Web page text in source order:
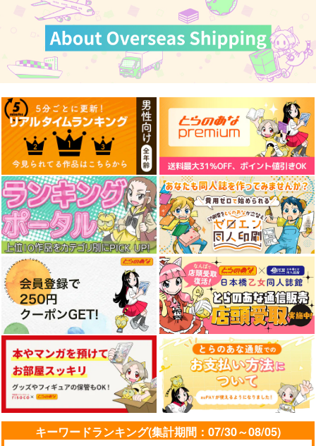
キーワードランキング(集計期間：07/30～08/05)